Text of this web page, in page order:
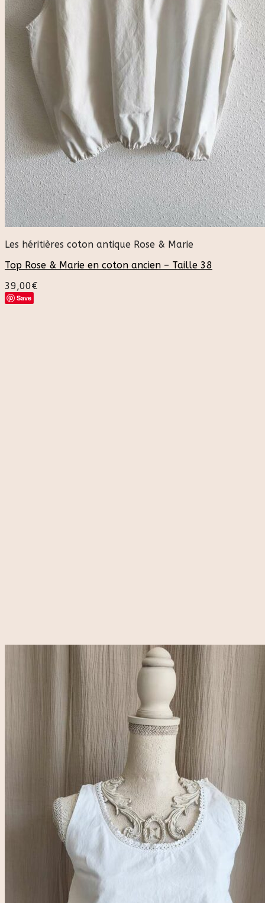
Les héritières coton antique Rose & Marie
Top Rose & Marie en coton ancien – Taille 38
39,00€
Save